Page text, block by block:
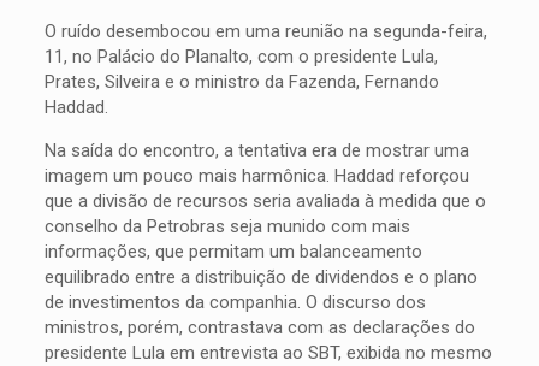
O ruído desembocou em uma reunião na segunda-feira,
11, no Palácio do Planalto, com o presidente Lula,
Prates, Silveira e o ministro da Fazenda, Fernando
Haddad.
Na saída do encontro, a tentativa era de mostrar uma
imagem um pouco mais harmônica. Haddad reforçou
que a divisão de recursos seria avaliada à medida que o
conselho da Petrobras seja munido com mais
informações, que permitam um balanceamento
equilibrado entre a distribuição de dividendos e o plano
de investimentos da companhia. O discurso dos
ministros, porém, contrastava com as declarações do
presidente Lula em entrevista ao SBT, exibida no mesmo